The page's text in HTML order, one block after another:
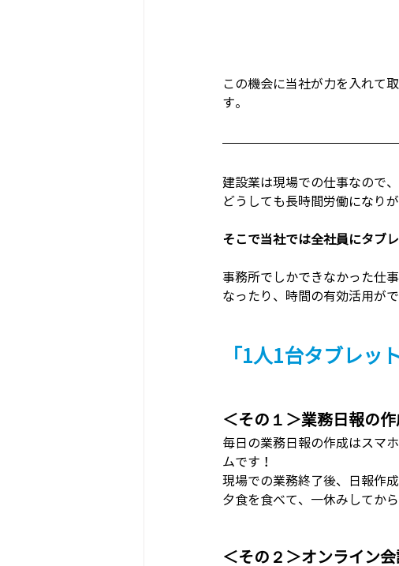
この機会に当社が力を入れて
す。
建設業は現場での仕事なので
どうしても長時間労働になり
そこで当社では全社員にタブ
事務所でしかできなかった仕
なったり、時間の有効活用が
「1人1台タブレッ
＜その１＞業務日報の
毎日の業務日報の作成はスマ
ムです！
現場での業務終了後、日報作
夕食を食べて、一休みしてか
＜その２＞オンライン会